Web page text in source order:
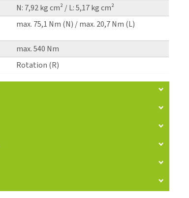
N: 7,92 kg cm² / L: 5,17 kg cm²
max. 75,1 Nm (N) / max. 20,7 Nm (L)
max. 540 Nm
Rotation (R)